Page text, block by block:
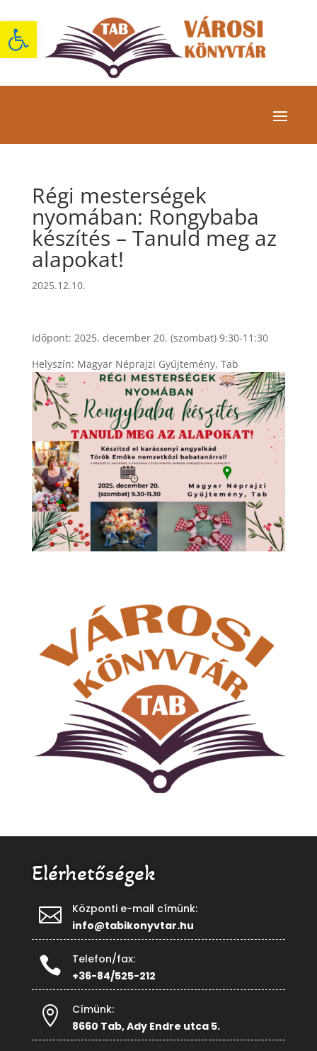
Eszköztár megnyitása
Régi mesterségek
nyomában: Rongybaba
készítés – Tanuld meg az
alapokat!
2025.12.10.
Időpont: 2025. december 20. (szombat) 9:30-11:30
Helyszín: Magyar Néprajzi Gyűjtemény, Tab
Elérhetőségek

Központi e-mail címünk:
info@tabikonyvtar.hu

Telefon/fax:
+36-84/525-212

Címünk:
8660 Tab, Ady Endre utca 5.